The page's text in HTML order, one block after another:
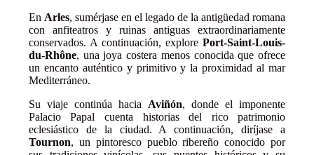
En Arles, sumérjase en el legado de la antigüedad romana
con anfiteatros y ruinas antiguas extraordinariamente
conservados. A continuación, explorePort-Saint-Louis-
du-Rhône, una joya costera menos conocida que ofrece
un encanto auténtico y primitivo y la proximidad al mar
Mediterráneo.
Su viaje continúa hacia Aviñón, donde el imponente
Palacio Papal cuenta historias del rico patrimonio
eclesiástico de la ciudad. A continuación, diríjase a
Tournon, un pintoresco pueblo ribereño conocido por